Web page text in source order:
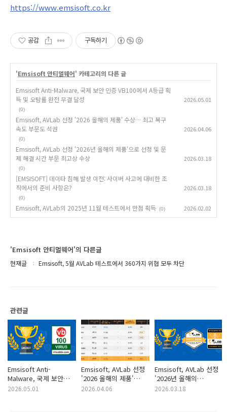
https://www.emsisoft.co.kr
공감 구독하기
'Emsisoft 안티멀웨어' 카테고리의 다른 글
Emsisoft Anti-Malware, 국제 보안 인증 VB100에서 A등급 획
득 및 오탐률 완전 무결 달성
(0)
2026.05.01
Emsisoft, AVLab 선정 '2026 올해의 제품' 수상… 최고 복구
속도 부문도 석권
(0)
2026.04.06
Emsisoft, AVLab 선정 '2026년 올해의 제품'으로 선정 및 문
제 해결 시간 부문 최고상 수상
(0)
2026.03.18
[EMSISOFT] 데이타 침해 발생 이전: 사이버 사고에 대비한 조
직에서의 준비 사항은?
(0)
2026.03.18
Emsisoft, AVLab의 2025년 11월 테스트에서 만점 획득 (0) 2026.02.02
'Emsisoft 안티멀웨어'의 다른글
현재글 Emsisoft, 5월 AVLab 테스트에서 360가지 위협 모두 차단
관련글
Emsisoft Anti-
Malware, 국제 보안
인증 VB100에서 A등급
2026.05.01
Emsisoft, AVLab 선정
'2026 올해의 제품'
수상… 최고 복구 속도
2026.04.06
Emsisoft, AVLab 선정
'2026년 올해의
제품'으로 선정 및 문제
2026.03.18